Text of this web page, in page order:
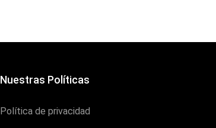
Nuestras Políticas
Política de privacidad